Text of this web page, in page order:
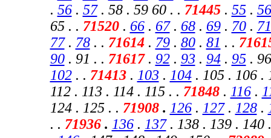
. 56. 57. 58 . 59 60 . . 71445 . 55. 56
65 . . 71520. 66. 67. 68. 69. 70. 71
77. 78. . 71614. 79. 80. 81 . .
90. 91 . . 71617 . 92. 93. 94. 95.
102. . 71413. 103. 104. 105 . 106 .
112 . 113 . 114 . 115 . . 71848. 116.
124 . 125 . . 71908 . 126 . 127 . 128 .
. . 71936. 136. 137. 138 . 139 . 140